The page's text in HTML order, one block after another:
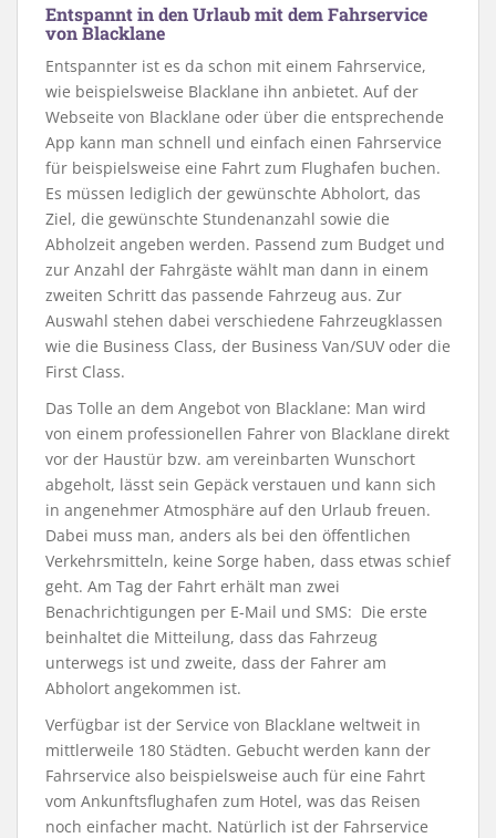
Entspannt in den Urlaub mit dem Fahrservice
von Blacklane
Entspannter ist es da schon mit einem Fahrservice,
wie beispielsweise Blacklane ihn anbietet. Auf der
Webseite von Blacklane oder über die entsprechende
App kann man schnell und einfach einen Fahrservice
für beispielsweise eine Fahrt zum Flughafen buchen.
Es müssen lediglich der gewünschte Abholort, das
Ziel, die gewünschte Stundenanzahl sowie die
Abholzeit angeben werden. Passend zum Budget und
zur Anzahl der Fahrgäste wählt man dann in einem
zweiten Schritt das passende Fahrzeug aus. Zur
Auswahl stehen dabei verschiedene Fahrzeugklassen
wie die Business Class, der Business Van/SUV oder die
First Class.
Das Tolle an dem Angebot von Blacklane: Man wird
von einem professionellen Fahrer von Blacklane direkt
vor der Haustür bzw. am vereinbarten Wunschort
abgeholt, lässt sein Gepäck verstauen und kann sich
in angenehmer Atmosphäre auf den Urlaub freuen.
Dabei muss man, anders als bei den öffentlichen
Verkehrsmitteln, keine Sorge haben, dass etwas schief
geht. Am Tag der Fahrt erhält man zwei
Benachrichtigungen per E-Mail und SMS: Die erste
beinhaltet die Mitteilung, dass das Fahrzeug
unterwegs ist und zweite, dass der Fahrer am
Abholort angekommen ist.
Verfügbar ist der Service von Blacklane weltweit in
mittlerweile 180 Städten. Gebucht werden kann der
Fahrservice also beispielsweise auch für eine Fahrt
vom Ankunftsflughafen zum Hotel, was das Reisen
noch einfacher macht. Natürlich ist der Fahrservice